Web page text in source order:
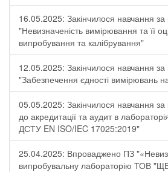
16.05.2025: Закінчилося навчання за
"Невизначеність вимірювання та її
випробування та калібрування"
12.05.2025: Закінчилося навчання за
"Забезпечення єдності вимірювань
05.05.2025: Закінчилося навчання за
до акредитації та аудит в
ДСТУ EN ISO/IEC 17025:2019"
25.04.2025: Впроваджено ПЗ
випробувальну лабораторію ТОВ